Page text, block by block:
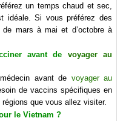
un temps chaud et sec,
idéale. Si vous préférez des
mars à mai et d’octobre à
avant de voyager au
avant de voyager au
de vaccins spécifiques en
que vous allez visiter.
le Vietnam ?